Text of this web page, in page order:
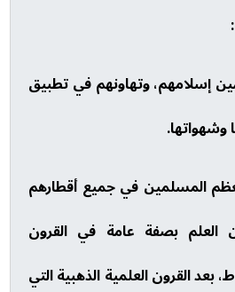
إسلامهم، وتهاونهم في تطبيق
وشهواتها.
المسلمين في جميع أقطارهم
العلم بصفة عامة في القرون
بعد القرون العلمية الذهبية التي